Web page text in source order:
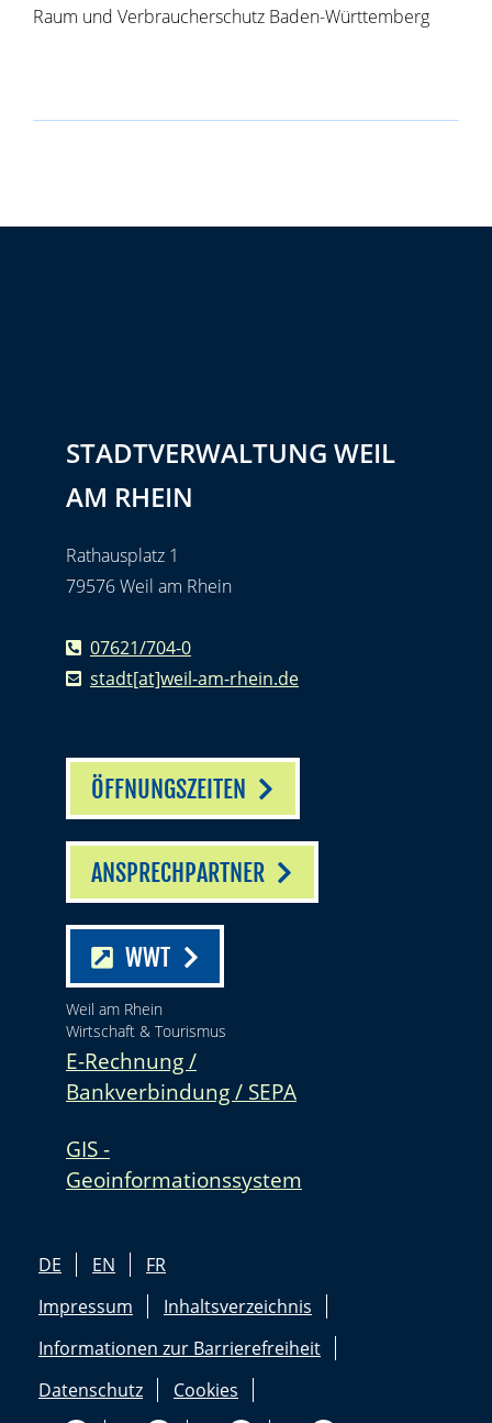
Raum und Verbraucherschutz Baden-Württemberg
STADTVERWALTUNG WEIL
AM RHEIN
Rathausplatz 1
79576 Weil am Rhein
07621/704-0
stadt[at]weil-am-rhein.de
ÖFFNUNGSZEITEN
ANSPRECHPARTNER
WWT
Weil am Rhein
Wirtschaft & Tourismus
E-Rechnung /
Bankverbindung / SEPA
GIS -
Geoinformationssystem
DE EN
FR
Impressum
Inhaltsverzeichnis
Informationen zur Barrierefreiheit
Datenschutz
Cookies